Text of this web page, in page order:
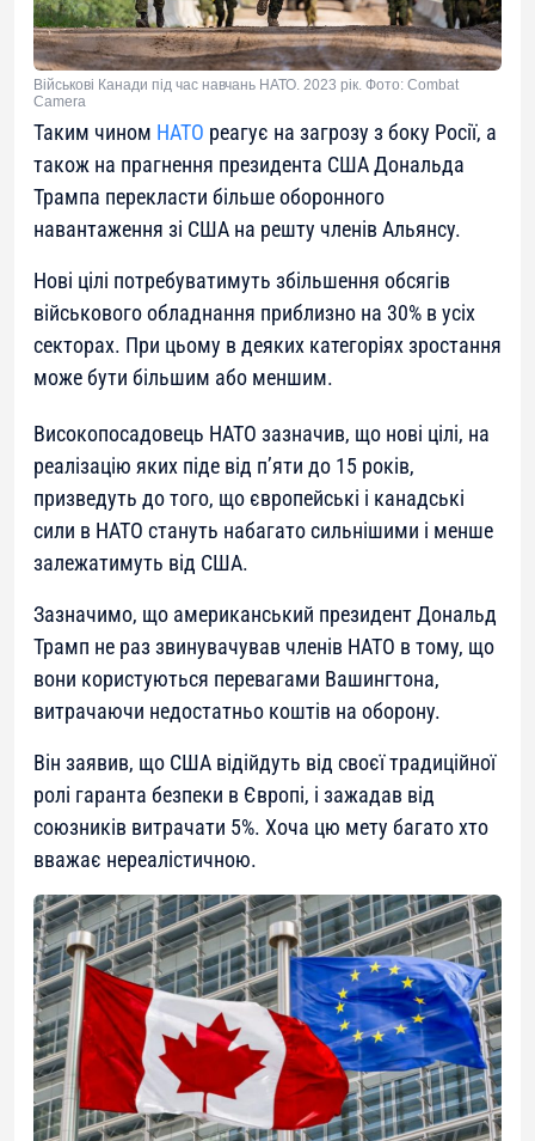
Військові Канади під час навчань НАТО. 2023 рік. Фото: Combat
Camera
Таким чином НАТО реагує на загрозу з боку Росії, а
також на прагнення президента США Дональда
Трампа перекласти більше оборонного
навантаження зі США на решту членів Альянсу.
Нові цілі потребуватимуть збільшення обсягів
військового обладнання приблизно на 30% в усіх
секторах. При цьому в деяких категоріях зростання
може бути більшим або меншим.
Високопосадовець НАТО зазначив, що нові цілі, на
реалізацію яких піде від п’яти до 15 років,
призведуть до того, що європейські і канадські
сили в НАТО стануть набагато сильнішими і менше
залежатимуть від США.
Зазначимо, що американський президент Дональд
Трамп не раз звинувачував членів НАТО в тому, що
вони користуються перевагами Вашингтона,
витрачаючи недостатньо коштів на оборону.
Він заявив, що США відійдуть від своєї традиційної
ролі гаранта безпеки в Європі, і зажадав від
союзників витрачати 5%. Хоча цю мету багато хто
вважає нереалістичною.